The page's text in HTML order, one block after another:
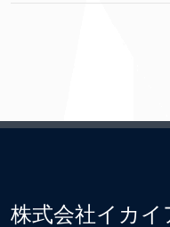
株式会社イカ